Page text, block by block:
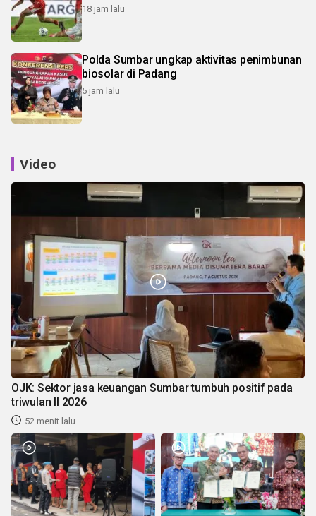
18 jam lalu
Polda Sumbar ungkap aktivitas penimbunan
biosolar di Padang
5 jam lalu
Video
OJK: Sektor jasa keuangan Sumbar tumbuh positif pada
triwulan II 2026
52 menit lalu